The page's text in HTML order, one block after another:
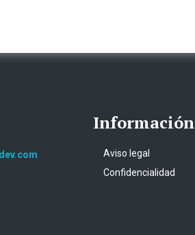
Información
Aviso legal
Confidencialidad